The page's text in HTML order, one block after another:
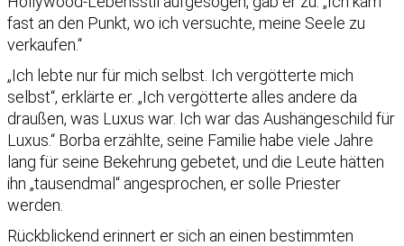
fast an den Punkt, wo ich versuchte, meine Seele zu
verkaufen.“
„Ich lebte nur für mich selbst. Ich vergötterte mich
selbst“, erklärte er. „Ich vergötterte alles andere da
draußen, was Luxus war. Ich war das Aushängeschild für
Luxus.“ Borba erzählte, seine Familie habe viele Jahre
lang für seine Bekehrung gebetet, und die Leute hätten
ihn „tausendmal“ angesprochen, er solle Priester
werden.
Rückblickend erinnert er sich an einen bestimmten